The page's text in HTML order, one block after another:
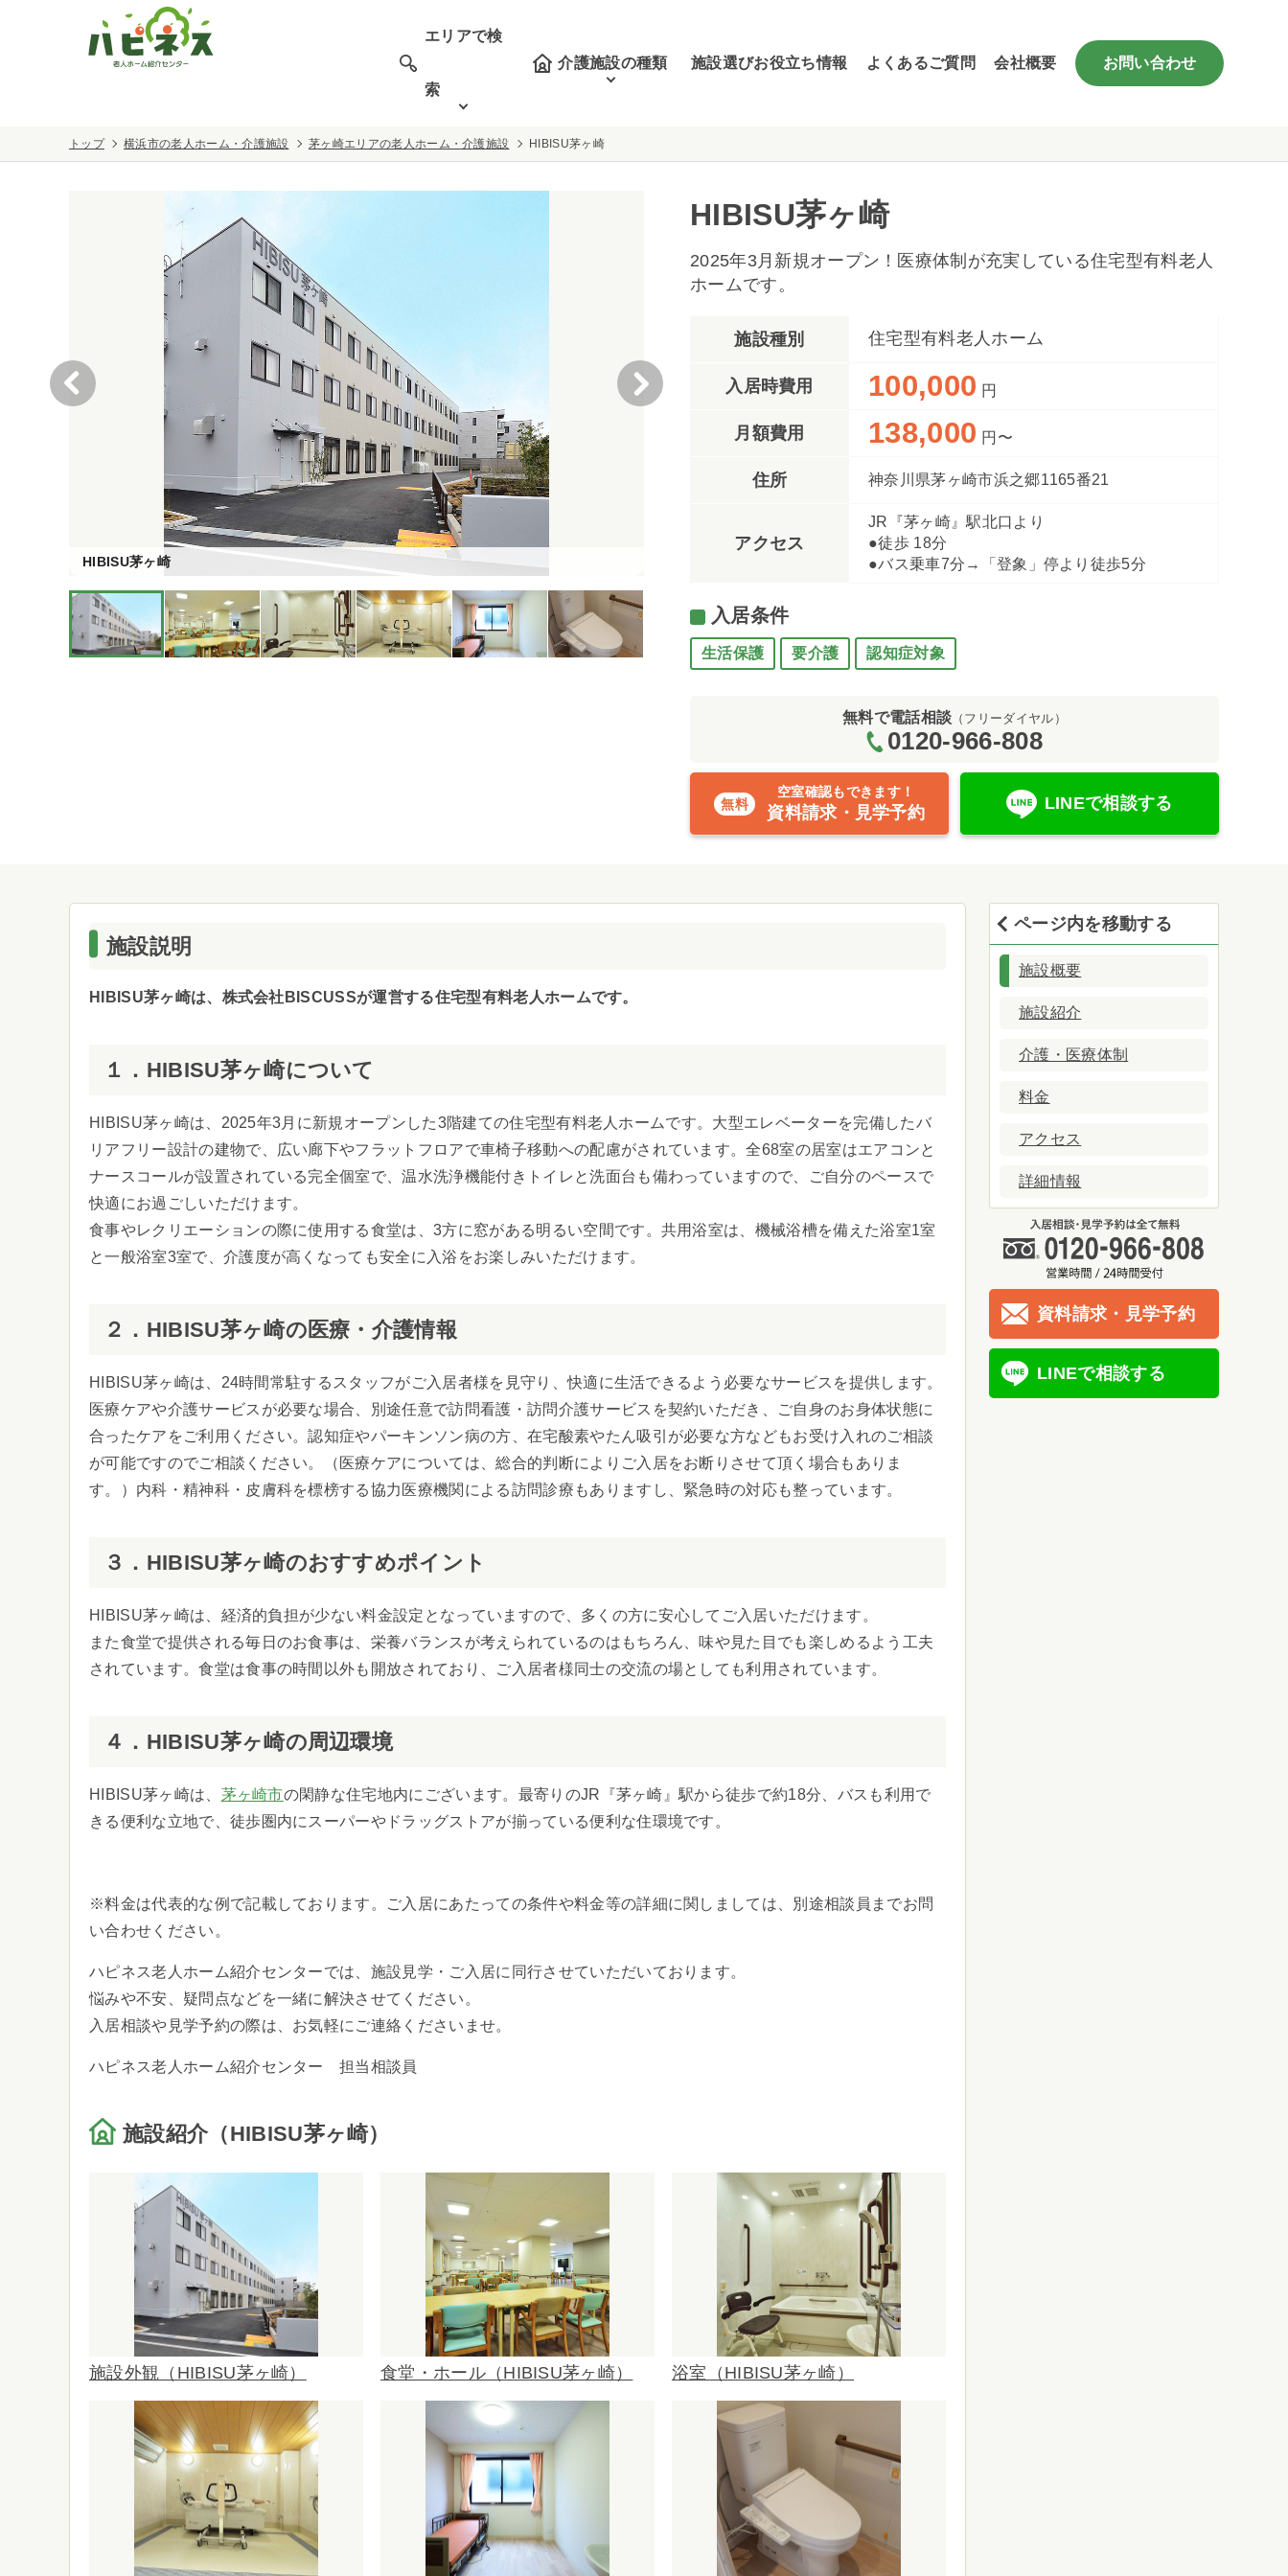
エリアで検
索
介護施設の種類 施設選びお役立ち情報 よくあるご質問 会社概要 お問い合わせ
トップ 横浜市の老人ホーム・介護施設 茅ヶ崎エリアの老人ホーム・介護施設 HIBISU茅ヶ崎
HIBISU茅ヶ崎
HIBISU茅ヶ崎
2025年3月新規オープン！医療体制が充実している住宅型有料老人
ホームです。
施設種別 住宅型有料老人ホーム
入居時費用 100,000 円
月額費用 138,000 円〜
住所 神奈川県茅ヶ崎市浜之郷1165番21
アクセス
JR『茅ヶ崎』駅北口より
●徒歩 18分
●バス乗車7分→「登象」停より徒歩5分
入居条件
生活保護 要介護 認知症対象
無料で電話相談 （フリーダイヤル）
0120-966-808
空室確認もできます！
資料請求・見学予約 LINEで相談する
施設説明
HIBISU茅ヶ崎は、株式会社BISCUSSが運営する住宅型有料老人ホームです。
１．HIBISU茅ヶ崎について
HIBISU茅ヶ崎は、2025年3月に新規オープンした3階建ての住宅型有料老人ホームです。大型エレベーターを完備したバ
リアフリー設計の建物で、広い廊下やフラットフロアで車椅子移動への配慮がされています。全68室の居室はエアコンと
ナースコールが設置されている完全個室で、温水洗浄機能付きトイレと洗面台も備わっていますので、ご自分のペースで
快適にお過ごしいただけます。
食事やレクリエーションの際に使用する食堂は、3方に窓がある明るい空間です。共用浴室は、機械浴槽を備えた浴室1室
と一般浴室3室で、介護度が高くなっても安全に入浴をお楽しみいただけます。
２．HIBISU茅ヶ崎の医療・介護情報
HIBISU茅ヶ崎は、24時間常駐するスタッフがご入居者様を見守り、快適に生活できるよう必要なサービスを提供します。
医療ケアや介護サービスが必要な場合、別途任意で訪問看護・訪問介護サービスを契約いただき、ご自身のお身体状態に
合ったケアをご利用ください。認知症やパーキンソン病の方、在宅酸素やたん吸引が必要な方などもお受け入れのご相談
が可能ですのでご相談ください。（医療ケアについては、総合的判断によりご入居をお断りさせて頂く場合もありま
す。）内科・精神科・皮膚科を標榜する協力医療機関による訪問診療もありますし、緊急時の対応も整っています。
３．HIBISU茅ヶ崎のおすすめポイント
HIBISU茅ヶ崎は、経済的負担が少ない料金設定となっていますので、多くの方に安心してご入居いただけます。
また食堂で提供される毎日のお食事は、栄養バランスが考えられているのはもちろん、味や見た目でも楽しめるよう工夫
されています。食堂は食事の時間以外も開放されており、ご入居者様同士の交流の場としても利用されています。
４．HIBISU茅ヶ崎の周辺環境
HIBISU茅ヶ崎は、 茅ヶ崎市の閑静な住宅地内にございます。最寄りのJR『茅ヶ崎』駅から徒歩で約18分、バスも利用で
きる便利な立地で、徒歩圏内にスーパーやドラッグストアが揃っている便利な住環境です。
※料金は代表的な例で記載しております。ご入居にあたっての条件や料金等の詳細に関しましては、別途相談員までお問
い合わせください。
ハピネス老人ホーム紹介センターでは、施設見学・ご入居に同行させていただいております。
悩みや不安、疑問点などを一緒に解決させてください。
入居相談や見学予約の際は、お気軽にご連絡くださいませ。
ハピネス老人ホーム紹介センター 担当相談員
施設紹介（HIBISU茅ヶ崎）
施設外観（HIBISU茅ヶ崎） 食堂・ホール（HIBISU茅ヶ崎） 浴室（HIBISU茅ヶ崎）
ページ内を移動する
施設概要
施設紹介
介護・医療体制
料金
アクセス
詳細情報
資料請求・見学予約
LINEで相談する